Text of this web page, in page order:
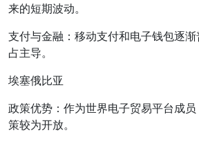
来的短期波动。
支付与金融：移动支付和电子钱包逐
占主导。
埃塞俄比亚
政策优势：作为世界电子贸易平台成
策较为开放。